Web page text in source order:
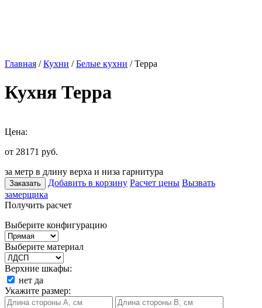
Главная /Кухни /Белые кухни / Терра
Кухня Терра
Цена:
от 28171 руб.
за метр в длину верха и низа гарнитура
Заказать Добавить в корзину Расчет цены Вызвать
замерщика
Получить расчет
Выберите конфигурацию
Выберите материал
Верхние шкафы:
нет да
Укажите размер: